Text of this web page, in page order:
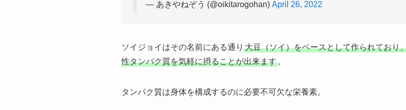
— あきやねぞう (@oikitarogohan) April 26, 2022
ソイジョイはその名前にある通り 大豆（ソイ）をベースとして作られており
性タンパク質を気軽に摂ることが出来ます 。
タンパク質は身体を構成するのに必要不可欠な栄養素。